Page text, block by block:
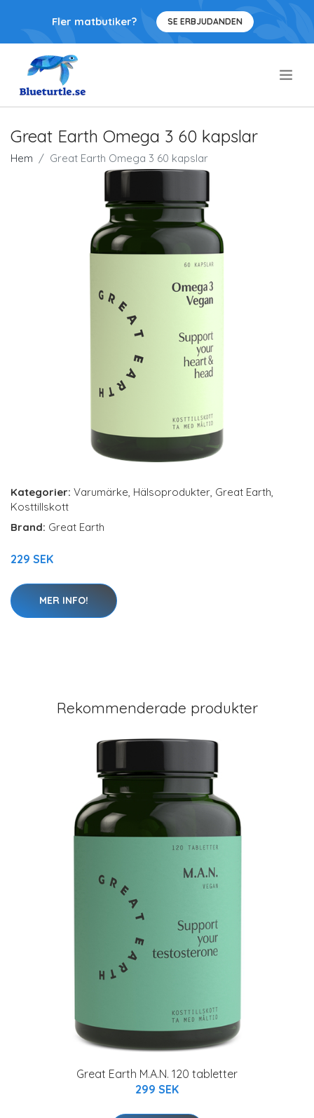
Fler matbutiker? SE ERBJUDANDEN
Great Earth Omega 3 60 kapslar
Hem Great Earth Omega 3 60 kapslar
Kategorier: Varumärke, Hälsoprodukter, Great Earth,
Kosttillskott
Brand: Great Earth
229 SEK
MER INFO!
Rekommenderade produkter
Great Earth M.A.N. 120 tabletter
299 SEK